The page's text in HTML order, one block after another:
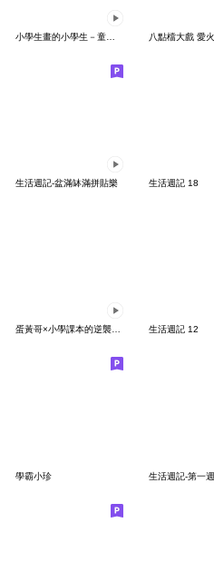
生活週記-盆滿缽滿拼貼樂 生活週記 18
蛋黃哥×小學課本的逆襲～薪水小偷篇 生活週記 12
學霸小珍 生活週記-第一週